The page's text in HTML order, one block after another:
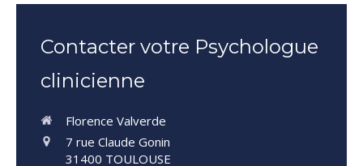
Contacter votre Psychologue
clinicienne
Florence Valverde
7 rue Claude Gonin
31400 TOULOUSE